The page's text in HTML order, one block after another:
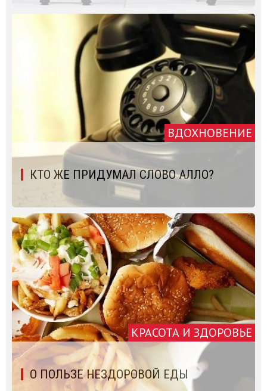
ВДОХНОВЕНИЕ
КТО ЖЕ ПРИДУМАЛ СЛОВО АЛЛО?
КРАСОТА И ЗДОРОВЬЕ
О ПОЛЬЗЕ НЕЗДОРОВОЙ ЕДЫ